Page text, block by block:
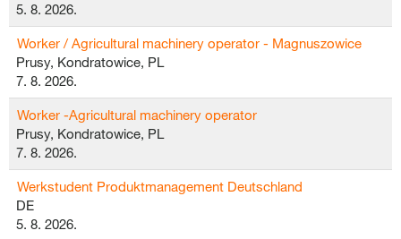
5. 8. 2026.
Worker / Agricultural machinery operator - Magnuszowice
Prusy, Kondratowice, PL
7. 8. 2026.
Worker -Agricultural machinery operator
Prusy, Kondratowice, PL
7. 8. 2026.
Werkstudent Produktmanagement Deutschland
DE
5. 8. 2026.